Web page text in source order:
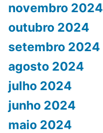
novembro 2024
outubro 2024
setembro 2024
agosto 2024
julho 2024
junho 2024
maio 2024